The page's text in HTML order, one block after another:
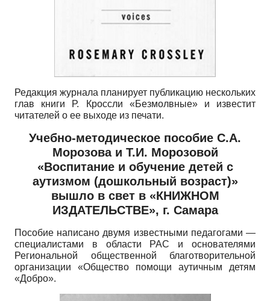
Редакция журнала планирует публикацию нескольких
глав книги Р. Кроссли «Безмолвные» и известит
читателей о ее выходе из печати.
Учебно-методическое пособие С.А.
Морозова и Т.И. Морозовой
«Воспитание и обучение детей с
аутизмом (дошкольный возраст)»
вышло в свет в «КНИЖНОМ
ИЗДАТЕЛЬСТВЕ», г. Самара
Пособие написано двумя известными педагогами —
специалистами в области РАС и основателями
Региональной общественной благотворительной
организации «Общество помощи аутич­ным детям
«Добро».